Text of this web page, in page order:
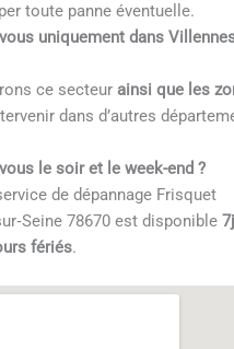
toute panne éventuelle.
uniquement dans
ce secteur ainsi que les
dans d’autres
le soir et le week-end ?
de dépannage Frisquet
78670 est disponible
fériés.